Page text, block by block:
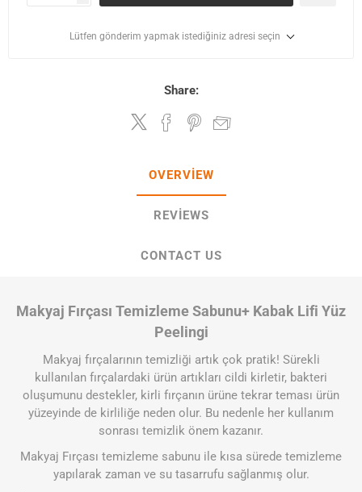
Lütfen gönderim yapmak istediğiniz adresi seçin
Share:
OVERVIEW
REVIEWS
CONTACT US
Makyaj Fırçası Temizleme Sabunu+ Kabak Lifi Yüz
Peelingi
Makyaj fırçalarının temizliği artık çok pratik! Sürekli
kullanılan fırçalardaki ürün artıkları cildi kirletir, bakteri
oluşumunu destekler, kirli fırçanın ürüne tekrar teması ürün
yüzeyinde de kirliliğe neden olur. Bu nedenle her kullanım
sonrası temizlik önem kazanır.
Makyaj Fırçası temizleme sabunu ile kısa sürede temizleme
yapılarak zaman ve su tasarrufu sağlanmış olur.